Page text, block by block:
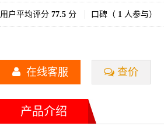
用户平均评分 77.5 分 口碑（ 1 人参与）
在线客服 查价
产品介绍